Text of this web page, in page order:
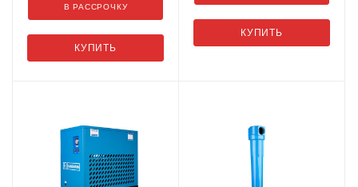
КУПИТЬ
В РАССРОЧКУ
КУПИТЬ